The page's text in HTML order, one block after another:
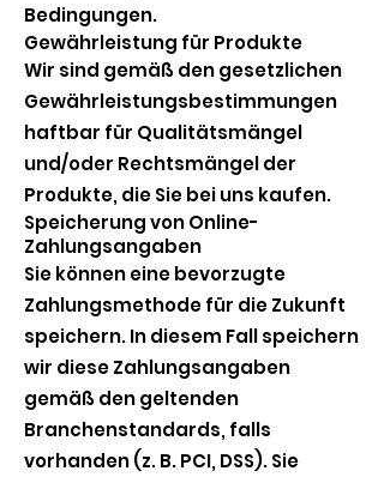
Bedingungen.
Gewährleistung für Produkte
Wir sind gemäß den gesetzlichen
Gewährleistungsbestimmungen
haftbar für Qualitätsmängel
und/oder Rechtsmängel der
Produkte, die Sie bei uns kaufen.
Speicherung von Online-
Zahlungsangaben
Sie können eine bevorzugte
Zahlungsmethode für die Zukunft
speichern. In diesem Fall speichern
wir diese Zahlungsangaben
gemäß den geltenden
Branchenstandards, falls
vorhanden (z. B. PCI, DSS). Sie